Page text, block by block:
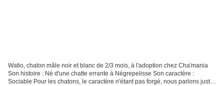
Watio, chaton mâle noir et blanc de 2/3 mois, à l'adoption chez Cha'mania
Son histoire : Né d'une chatte errante à Négrepelisse Son caractère :
Sociable Pour les chatons, le caractère n'étant pas forgé, nous parlons juste